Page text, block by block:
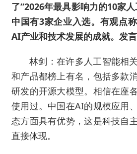
了“2026年最具影响力的10家人
中国有3家企业入选。有观点
AI产业和技术发展的成就。发
林剑：在许多人工智能相
和产品都榜上有名，包括多款
研发的开源大模型。相信在座
使用过。中国在AI的规模应用
态方面具有优势，这是科技自
直接体现。